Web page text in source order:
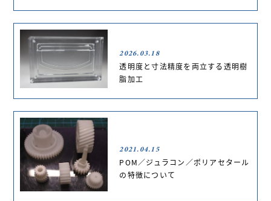
2026.03.18
透明度と寸法精度を両立する透明樹
脂加工
2021.04.15
POM／ジュラコン／ポリアセタール
の特徴について